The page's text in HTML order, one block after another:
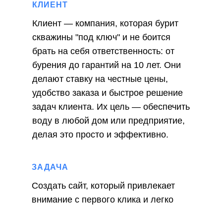
Клиент — компания, которая бурит
скважины "под ключ" и не боится
брать на себя ответственность: от
бурения до гарантий на 10 лет. Они
делают ставку на честные цены,
удобство заказа и быстрое решение
задач клиента. Их цель — обеспечить
воду в любой дом или предприятие,
делая это просто и эффективно.
Создать сайт, который привлекает
внимание с первого клика и легко
КЛИЕНТ
ЗАДАЧА